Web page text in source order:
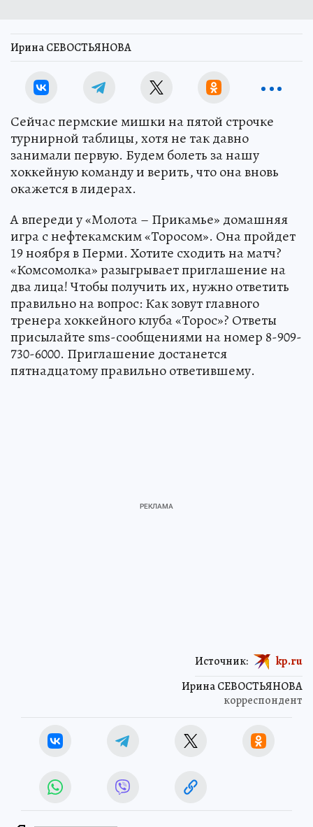
Ирина СЕВОСТЬЯНОВА
Сейчас пермские мишки на пятой строчке
турнирной таблицы, хотя не так давно
занимали первую. Будем болеть за нашу
хоккейную команду и верить, что она вновь
окажется в лидерах.
А впереди у «Молота – Прикамье» домашняя
игра с нефтекамским «Торосом». Она пройдет
19 ноября в Перми. Хотите сходить на матч?
«Комсомолка» разыгрывает приглашение на
два лица! Чтобы получить их, нужно ответить
правильно на вопрос: Как зовут главного
тренера хоккейного клуба «Торос»? Ответы
присылайте sms-сообщениями на номер 8-909-
730-6000. Приглашение достанется
пятнадцатому правильно ответившему.
Ирина СЕВОСТЬЯНОВА
корреспондент
Источник: kp.ru